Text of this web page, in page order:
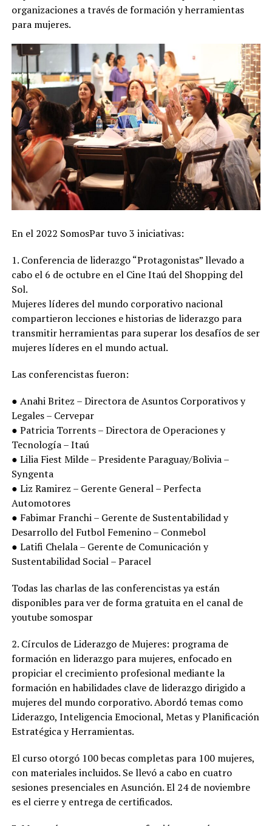
organizaciones a través de formación y herramientas
para mujeres.
En el 2022 SomosPar tuvo 3 iniciativas:
1. Conferencia de liderazgo “Protagonistas” llevado a
cabo el 6 de octubre en el Cine Itaú del Shopping del
Sol.
Mujeres líderes del mundo corporativo nacional
compartieron lecciones e historias de liderazgo para
transmitir herramientas para superar los desafíos de ser
mujeres líderes en el mundo actual.
Las conferencistas fueron:
● Anahi Britez – Directora de Asuntos Corporativos y
Legales – Cervepar
● Patricia Torrents – Directora de Operaciones y
Tecnología – Itaú
● Lilia Fiest Milde – Presidente Paraguay/Bolivia –
Syngenta
● Liz Ramirez – Gerente General – Perfecta
Automotores
● Fabimar Franchi – Gerente de Sustentabilidad y
Desarrollo del Futbol Femenino – Conmebol
● Latifi Chelala – Gerente de Comunicación y
Sustentabilidad Social – Paracel
Todas las charlas de las conferencistas ya están
disponibles para ver de forma gratuita en el canal de
youtube somospar
2. Círculos de Liderazgo de Mujeres: programa de
formación en liderazgo para mujeres, enfocado en
propiciar el crecimiento profesional mediante la
formación en habilidades clave de liderazgo dirigido a
mujeres del mundo corporativo. Abordó temas como
Liderazgo, Inteligencia Emocional, Metas y Planificación
Estratégica y Herramientas.
El curso otorgó 100 becas completas para 100 mujeres,
con materiales incluidos. Se llevó a cabo en cuatro
sesiones presenciales en Asunción. El 24 de noviembre
es el cierre y entrega de certificados.